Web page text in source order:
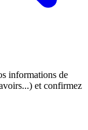
informations de
et confirmez